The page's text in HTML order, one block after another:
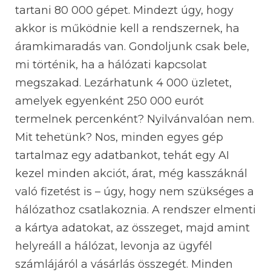
tartani 80 000 gépet. Mindezt úgy, hogy
akkor is működnie kell a rendszernek, ha
áramkimaradás van. Gondoljunk csak bele,
mi történik, ha a hálózati kapcsolat
megszakad. Lezárhatunk 4 000 üzletet,
amelyek egyenként 250 000 eurót
termelnek percenként? Nyilvánvalóan nem.
Mit tehetünk? Nos, minden egyes gép
tartalmaz egy adatbankot, tehát egy AI
kezel minden akciót, árat, még kasszáknál
való fizetést is – úgy, hogy nem szükséges a
hálózathoz csatlakoznia. A rendszer elmenti
a kártya adatokat, az összeget, majd amint
helyreáll a hálózat, levonja az ügyfél
számlájáról a vásárlás összegét. Minden